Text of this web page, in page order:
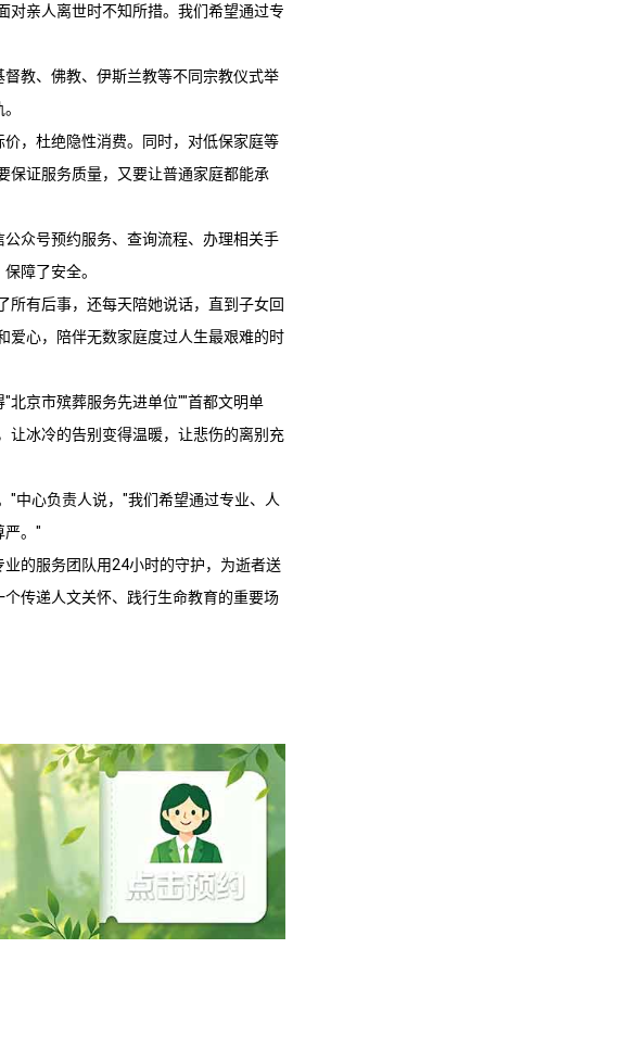
对亲人离世时不知所措。我们希望通过专
教、佛教、伊斯兰教等不同宗教仪式举
，杜绝隐性消费。同时，对低保家庭等
保证服务质量，又要让普通家庭都能承
众号预约服务、查询流程、办理相关手
障了安全。
所有后事，还每天陪她说话，直到子女回
爱心，陪伴无数家庭度过人生最艰难的时
"北京市殡葬服务先进单位""首都文明单
让冰冷的告别变得温暖，让悲伤的离别充
"中心负责人说，"我们希望通过专业、人
严。"
的服务团队用24小时的守护，为逝者送
传递人文关怀、践行生命教育的重要场